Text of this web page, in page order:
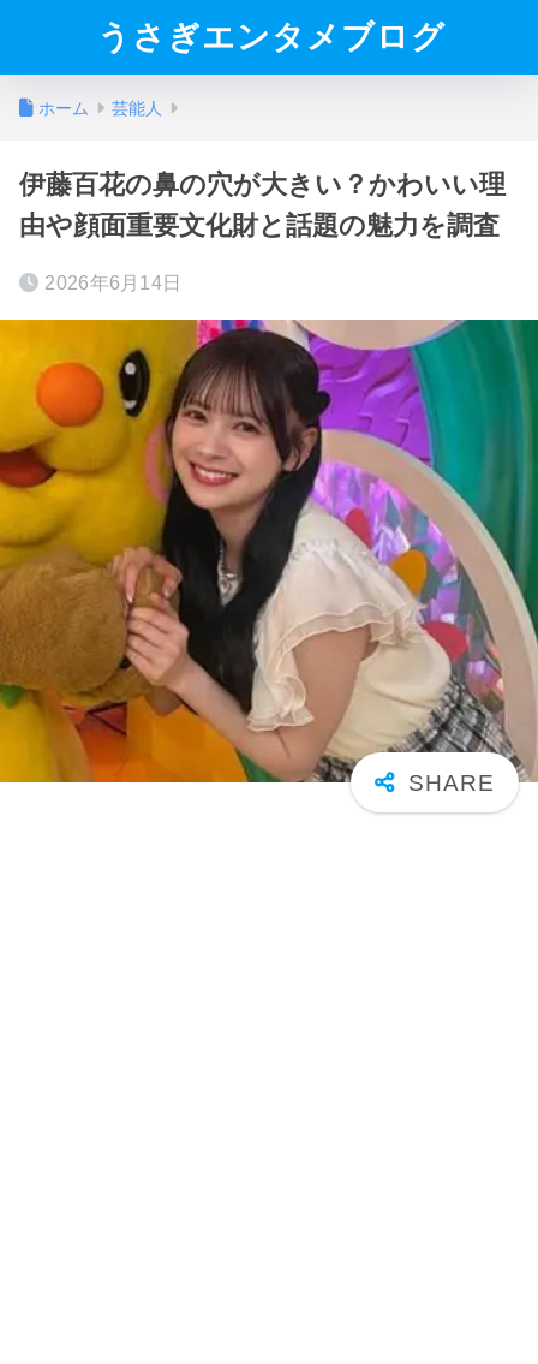
うさぎエンタメブログ
ホーム 芸能人
伊藤百花の鼻の穴が大きい？かわいい理
由や顔面重要文化財と話題の魅力を調査
2026年6月14日